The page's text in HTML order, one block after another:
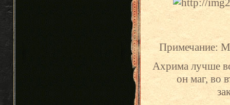
Примечание:
Ахрима лучше
он маг, во